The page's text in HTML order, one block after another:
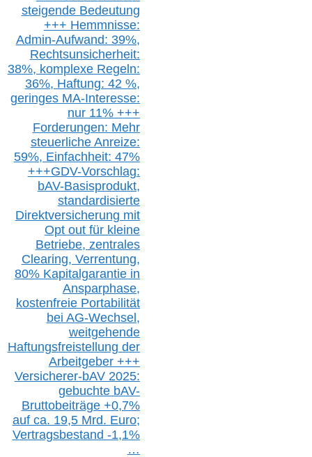
steigende Bedeutung
+++ Hemmnisse:
Admin-Aufwand: 39%,
Rechtsunsicherheit:
38%, komplexe Regeln:
36%, Haftung: 42 %,
geringes MA-Interesse:
nur 11% +++
Forderungen: Mehr
steuerliche Anreize:
59%, Einfachheit: 47%
+++GDV-Vorschlag:
bAV-Basisprodukt,
standardisierte
Direktversicherung mit
Opt outfür kleine
Betriebe, zentrales
Clearing, Verrentung,
80% Kapitalgarantie in
Ansparphase,
kostenfreie Portabilität
bei AG-Wechsel,
weitgehende
Haftungsfreistellung der
Arbeitgeber +++
Versicherer-bAV2025:
gebuchte bAV-
Bruttobeiträge +0,7%
auf ca. 19,5 Mrd. Euro;
Vertragsbestand -1,1%
…